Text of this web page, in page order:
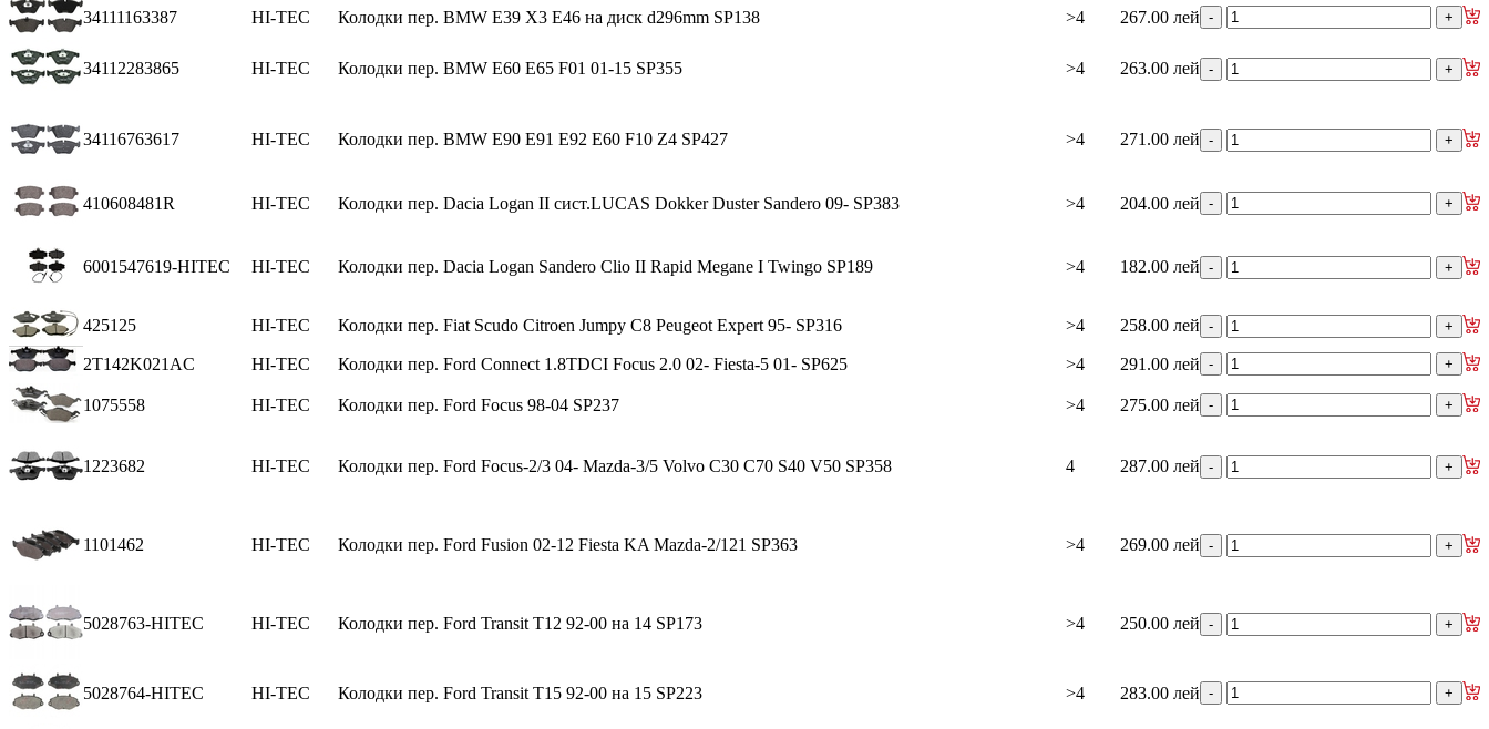
34111163387 HI-TEC Колодки пер. BMW E39 X3 E46 на диск d296mm SP138 >4 267.00 лей
34112283865 HI-TEC Колодки пер. BMW E60 E65 F01 01-15 SP355 >4 263.00 лей
34116763617 HI-TEC Колодки пер. BMW E90 E91 E92 E60 F10 Z4 SP427 >4 271.00 лей
410608481R HI-TEC Колодки пер. Dacia Logan II сист.LUCAS Dokker Duster Sandero 09- SP383 >4 204.00 лей
6001547619-HITEC HI-TEC Колодки пер. Dacia Logan Sandero Clio II Rapid Megane I Twingo SP189 >4 182.00 лей
425125 HI-TEC Колодки пер. Fiat Scudo Citroen Jumpy C8 Peugeot Expert 95- SP316 >4 258.00 лей
2T142K021AC HI-TEC Колодки пер. Ford Connect 1.8TDCI Focus 2.0 02- Fiesta-5 01- SP625 >4 291.00 лей
1075558 HI-TEC Колодки пер. Ford Focus 98-04 SP237 >4 275.00 лей
1223682 HI-TEC Колодки пер. Ford Focus-2/3 04- Mazda-3/5 Volvo C30 C70 S40 V50 SP358 4 287.00 лей
1101462 HI-TEC Колодки пер. Ford Fusion 02-12 Fiesta KA Mazda-2/121 SP363 >4 269.00 лей
5028763-HITEC HI-TEC Колодки пер. Ford Transit T12 92-00 на 14 SP173 >4 250.00 лей
5028764-HITEC HI-TEC Колодки пер. Ford Transit T15 92-00 на 15 SP223 >4 283.00 лей